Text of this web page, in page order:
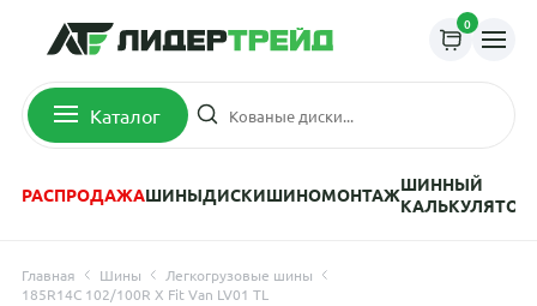
0
Каталог
РАСПРОДАЖАШИНЫДИСКИШИНОМОНТАЖШИННЫЙ
КАЛЬКУЛЯТОР
Главная Шины
Легкогрузовые шины
185R14C 102/100R X Fit Van LV01 TL